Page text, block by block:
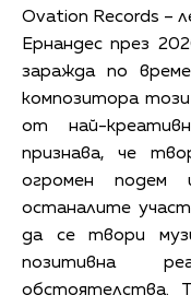
Ovation Records –
Ернандес през
заражда по
композитора
от най-
признава, че
огромен
останалите
да се твори
позитивна
обстоятелства.